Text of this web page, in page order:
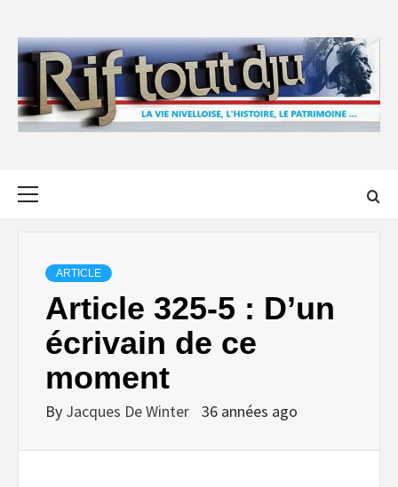
content
ARTICLE
Article 325-5 : D’un
écrivain de ce
moment
By Jacques De Winter 36 années ago